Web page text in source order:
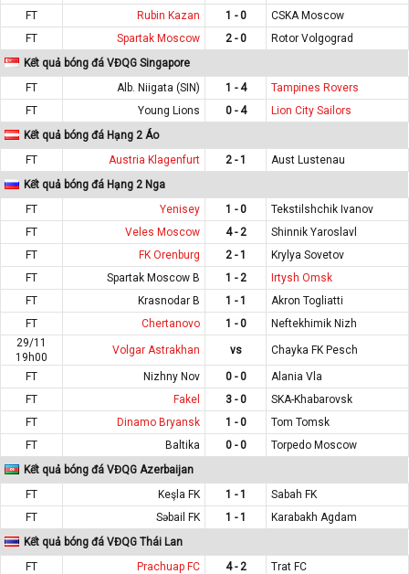
FT
Rubin Kazan 1 - 0
CSKA Moscow
FT
Spartak Moscow 2 - 0
Rotor Volgograd
Kết quả bóng đá VĐQG Singapore
FT
Alb. Niigata (SIN) 1 - 4
Tampines Rovers
FT
Young Lions 0 - 4
Lion City Sailors
Kết quả bóng đá Hạng 2 Áo
FT
Austria Klagenfurt 2 - 1
Aust Lustenau
Kết quả bóng đá Hạng 2 Nga
FT
Yenisey 1 - 0
Tekstilshchik Ivanov
FT
Veles Moscow 4 - 2
Shinnik Yaroslavl
FT
FK Orenburg 2 - 1
Krylya Sovetov
FT
Spartak Moscow B 1 - 2
Irtysh Omsk
FT
Krasnodar B 1 - 1
Akron Togliatti
FT
Chertanovo 1 - 0
Neftekhimik Nizh
29/11
19h00
Volgar Astrakhan vs Chayka FK Pesch
FT Nizhny Nov 0 - 0
Alania Vla
FT
Fakel 3 - 0
SKA-Khabarovsk
FT
Dinamo Bryansk 1 - 0
Tom Tomsk
FT
Baltika 0 - 0
Torpedo Moscow
Kết quả bóng đá VĐQG Azerbaijan
FT
Keşla FK 1 - 1
Sabah FK
FT
Səbail FK 1 - 1
Karabakh Agdam
Kết quả bóng đá VĐQG Thái Lan
FT
Prachuap FC 4 - 2
Trat FC